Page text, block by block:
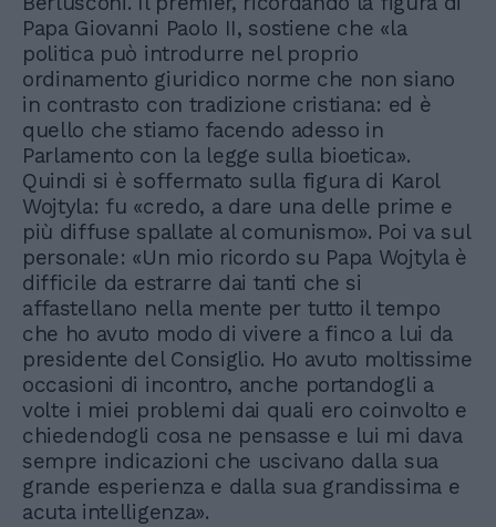
Papa Giovanni Paolo II, sostiene che «la
politica può introdurre nel proprio
ordinamento giuridico norme che non siano
in contrasto con tradizione cristiana: ed è
quello che stiamo facendo adesso in
Parlamento con la legge sulla bioetica».
Quindi si è soffermato sulla figura di Karol
Wojtyla: fu «credo, a dare una delle prime e
più diffuse spallate al comunismo». Poi va sul
personale: «Un mio ricordo su Papa Wojtyla è
difficile da estrarre dai tanti che si
affastellano nella mente per tutto il tempo
che ho avuto modo di vivere a finco a lui da
presidente del Consiglio. Ho avuto moltissime
occasioni di incontro, anche portandogli a
volte i miei problemi dai quali ero coinvolto e
chiedendogli cosa ne pensasse e lui mi dava
sempre indicazioni che uscivano dalla sua
grande esperienza e dalla sua grandissima e
acuta intelligenza».